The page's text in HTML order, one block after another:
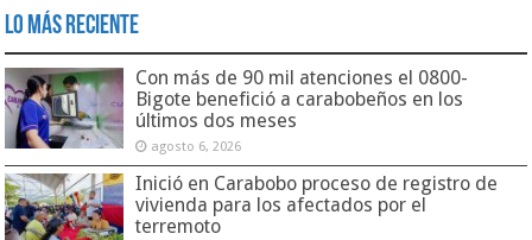
Lo Más Reciente
Con más de 90 mil atenciones el 0800-
Bigote benefició a carabobeños en los
últimos dos meses
agosto 6, 2026
Inició en Carabobo proceso de registro de
vivienda para los afectados por el
terremoto